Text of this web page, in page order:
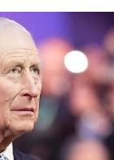
O NÁS
O REDAKCI
KONTAKT
VYDAVATEL